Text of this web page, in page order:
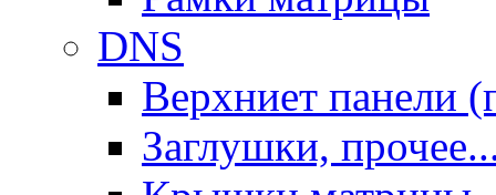
DNS
Верхниет панели
Заглушки,